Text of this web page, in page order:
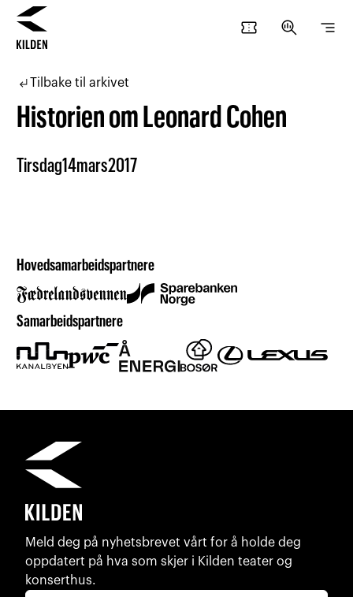
confirmation_number search_insights segment
subdirectory_arrow_leftTilbake til arkivet
Historien om Leonard Cohen
Tirsdag14mars2017
Hovedsamarbeidspartnere
Samarbeidspartnere
Meld deg på nyhetsbrevet vårt for å holde deg
oppdatert på hva som skjer i Kilden teater og
konserthus.